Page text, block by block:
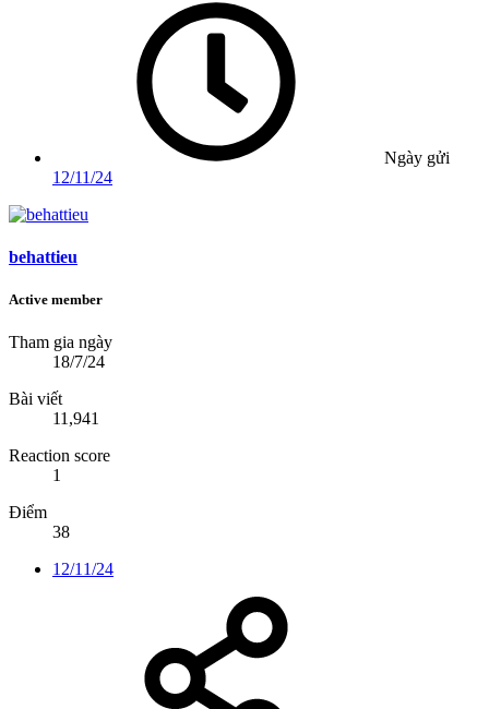
Ngày gửi
12/11/24
behattieu
Active member
Tham gia ngày
18/7/24
Bài viết
11,941
Reaction score
1
Điểm
38
12/11/24